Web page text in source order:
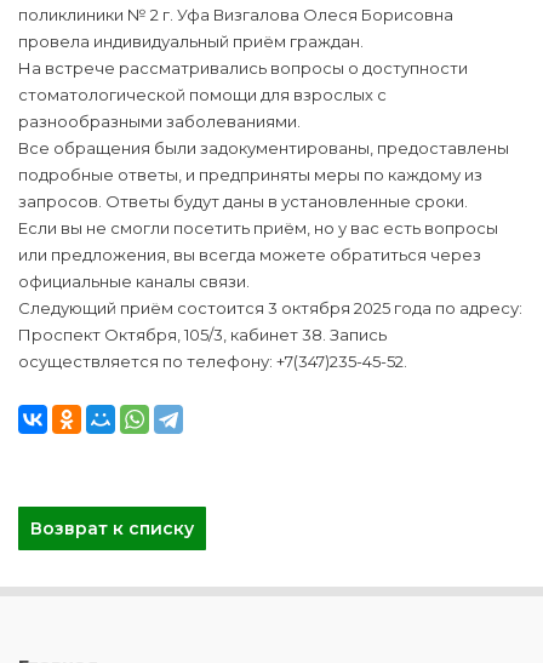
поликлиники № 2 г. Уфа Визгалова Олеся Борисовна
провела индивидуальный приём граждан.
На встрече рассматривались вопросы о доступности
стоматологической помощи для взрослых с
разнообразными заболеваниями.
Все обращения были задокументированы, предоставлены
подробные ответы, и предприняты меры по каждому из
запросов. Ответы будут даны в установленные сроки.
Если вы не смогли посетить приём, но у вас есть вопросы
или предложения, вы всегда можете обратиться через
официальные каналы связи.
Следующий приём состоится 3 октября 2025 года по адресу:
Проспект Октября, 105/3, кабинет 38. Запись
осуществляется по телефону: +7(347)235-45-52.
Возврат к списку